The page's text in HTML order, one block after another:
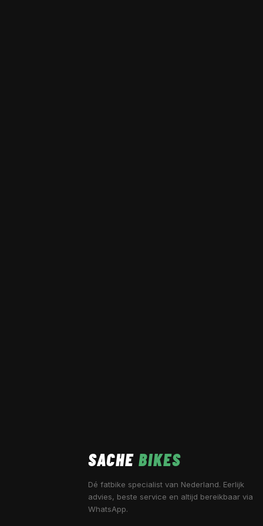
SACHE BIKES
Dé fatbike specialist van Nederland. Eerlijk
advies, beste service en altijd bereikbaar via
WhatsApp.